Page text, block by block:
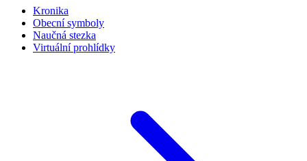
Kronika
Obecní symboly
Naučná stezka
Virtuální prohlídky